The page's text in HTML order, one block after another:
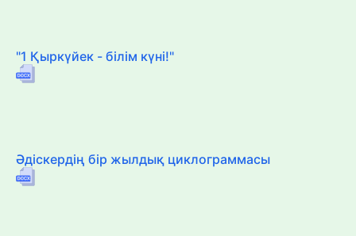
"1 Қыркүйек - білім күні!"
Әдіскердің бір жылдық циклограммасы